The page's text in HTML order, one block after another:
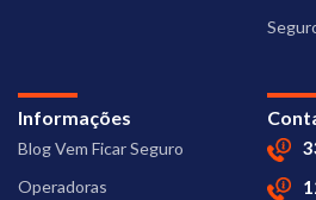
Informações
Blog Vem Ficar Seguro
Operadoras